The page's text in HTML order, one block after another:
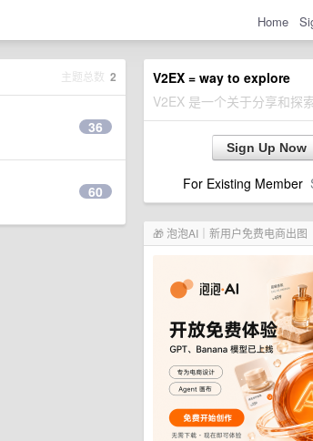
Home
V2EX = way to explore
V2EX 是一个关于分享和探
Sign Up Now
For Existing Member
🎁 泡泡AI｜新用户免费电商出图
主题总数 2
36
60